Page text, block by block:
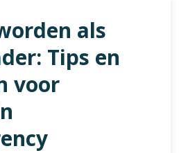
als
Tips en
voor